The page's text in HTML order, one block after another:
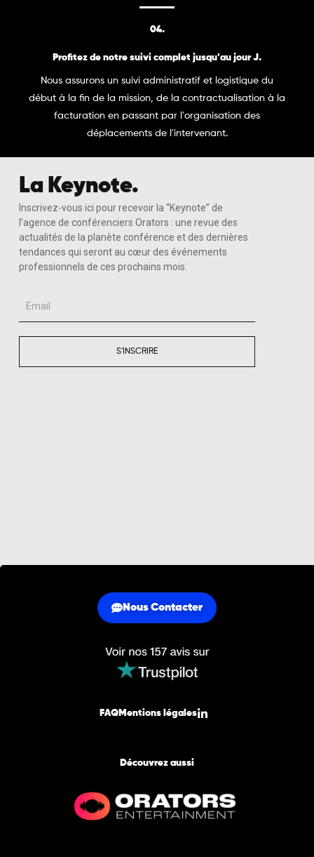
04.
Profitez de notre suivi complet jusqu'au jour J.
Nous assurons un suivi administratif et logistique du
début à la fin de la mission, de la contractualisation à la
facturation en passant par l'organisation des
déplacements de l'intervenant.
La Keynote.
Inscrivez-vous ici pour recevoir la “Keynote” de
l’agence de conférenciers Orators : une revue des
actualités de la planète conférence et des dernières
tendances qui seront au cœur des événements
professionnels de ces prochains mois.
S'INSCRIRE
Nous Contacter
FAQ Mentions légales
Découvrez aussi